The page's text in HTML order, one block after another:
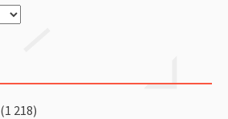
(1 218)